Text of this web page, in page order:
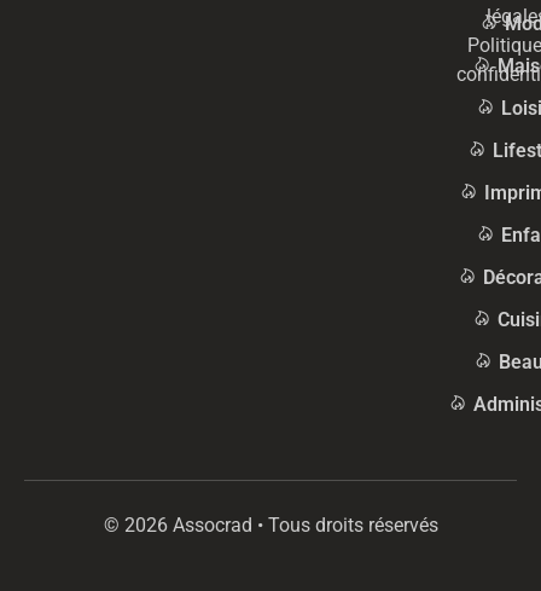
© 2026 Assocrad • Tous droits réservés